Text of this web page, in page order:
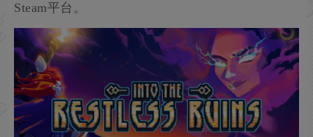
Steam平台。